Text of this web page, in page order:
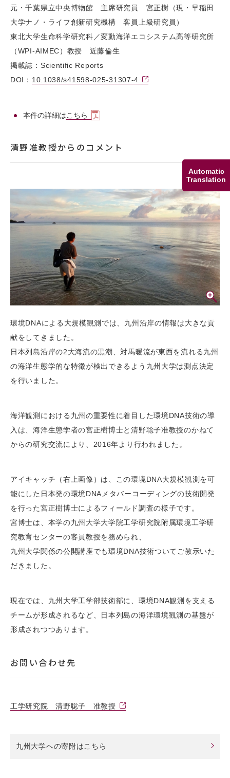
Automatic
Translation
元・千葉県立中央博物館 主席研究員 宮正樹（現・早稲田
大学ナノ・ライフ創新研究機構 客員上級研究員）
東北大学生命科学研究科／変動海洋エコシステム高等研究所
（WPI-AIMEC）教授 近藤倫生
掲載誌：Scientific Reports
DOI： 10.1038/s41598-025-31307-4
本件の詳細はこちら
清野准教授からのコメント
環境DNAによる大規模観測では、九州沿岸の情報は大きな貢
献をしてきました。
日本列島沿岸の2大海流の黒潮、対馬暖流が東西を流れる九州
の海洋生態学的な特徴が検出できるよう九州大学は測点決定
を行いました。
海洋観測における九州の重要性に着目した環境DNA技術の導
入は、海洋生態学者の宮正樹博士と清野聡子准教授のかねて
からの研究交流により、2016年より行われました。
アイキャッチ（右上画像）は、この環境DNA大規模観測を可
能にした日本発の環境DNAメタバーコーディングの技術開発
を行った宮正樹博士によるフィールド調査の様子です。
宮博士は、本学の九州大学大学院工学研究院附属環境工学研
究教育センターの客員教授を務められ、
九州大学関係の公開講座でも環境DNA技術ついてご教示いた
だきました。
現在では、九州大学工学部技術部に、環境DNA観測を支える
チームが形成されるなど、日本列島の海洋環境観測の基盤が
形成されつつあります。
お問い合わせ先
工学研究院 清野聡子 准教授
九州大学への寄附はこちら